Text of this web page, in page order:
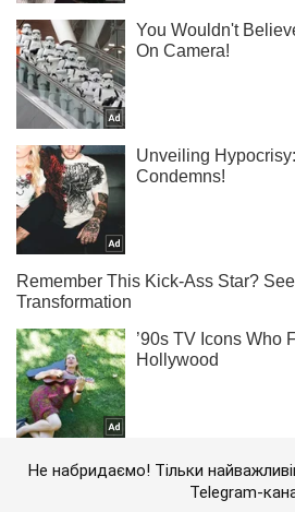
Не набридаємо! Тільки
Telegram-